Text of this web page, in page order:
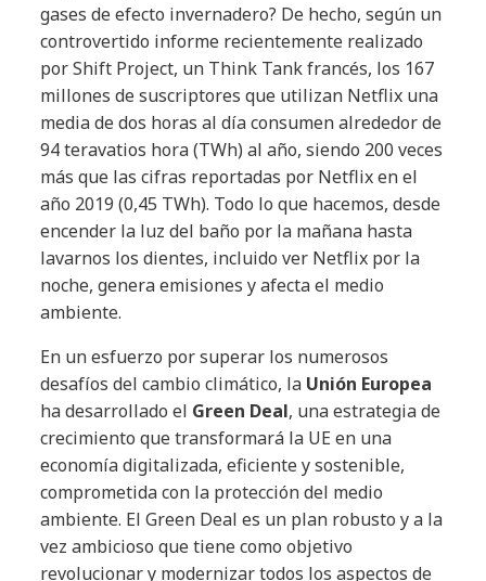
gases de efecto invernadero? De hecho, según un
controvertido informe recientemente realizado
por Shift Project, un Think Tank francés, los 167
millones de suscriptores que utilizan Netflix una
media de dos horas al día consumen alrededor de
94 teravatios hora (TWh) al año, siendo 200 veces
más que las cifras reportadas por Netflix en el
año 2019 (0,45 TWh). Todo lo que hacemos, desde
encender la luz del baño por la mañana hasta
lavarnos los dientes, incluido ver Netflix por la
noche, genera emisiones y afecta el medio
ambiente.
En un esfuerzo por superar los numerosos
desafíos del cambio climático, la Unión Europea
ha desarrollado el Green Deal, una estrategia de
crecimiento que transformará la UE en una
economía digitalizada, eficiente y sostenible,
comprometida con la protección del medio
ambiente. El Green Deal es un plan robusto y a la
vez ambicioso que tiene como objetivo
revolucionar y modernizar todos los aspectos de